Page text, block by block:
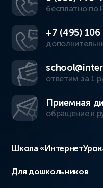
бесплатно по
+7 (495)
ответим за 1
Приемная
обращение к
Школа
Для дошкольников